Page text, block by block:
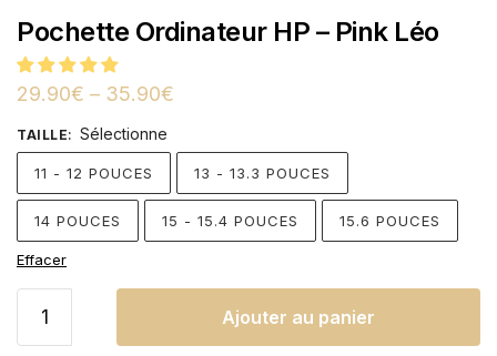
Pochette Ordinateur HP – Pink Léo
29.90€ – 35.90€
TAILLE: Sélectionne
11 - 12 POUCES 13 - 13.3 POUCES
14 POUCES 15 - 15.4 POUCES 15.6 POUCES
Effacer
Ajouter au panier